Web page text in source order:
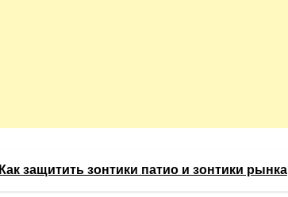
Как защитить зонтики патио и зонтики рынка